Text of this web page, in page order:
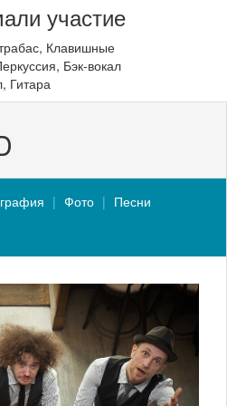
участие
Клавишные
Бэк-вокал
Гитара
Фото
Песни